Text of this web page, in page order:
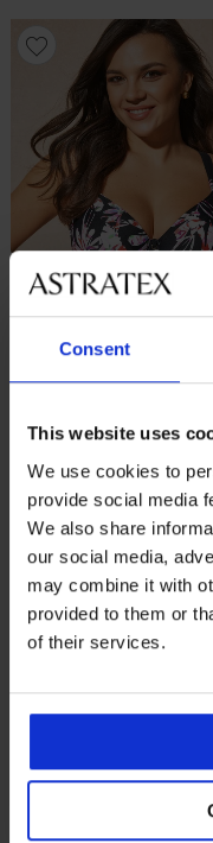
Consent
This website uses
We use cookies to
provide social media
We also share
our social media,
may combine it with
provided to them or
of their services.
Horný diel plaviek Milos
Zľava
44,39 €Pôvodná cena
73,99 €